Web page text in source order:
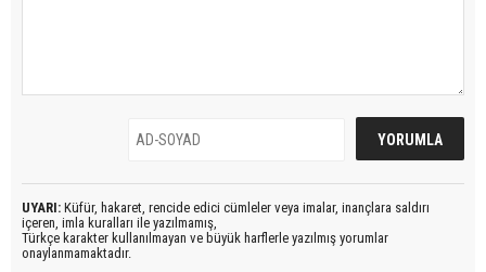
UYARI: Küfür, hakaret, rencide edici cümleler veya imalar, inançlara saldırı
içeren, imla kuralları ile yazılmamış,
Türkçe karakter kullanılmayan ve büyük harflerle yazılmış yorumlar
onaylanmamaktadır.